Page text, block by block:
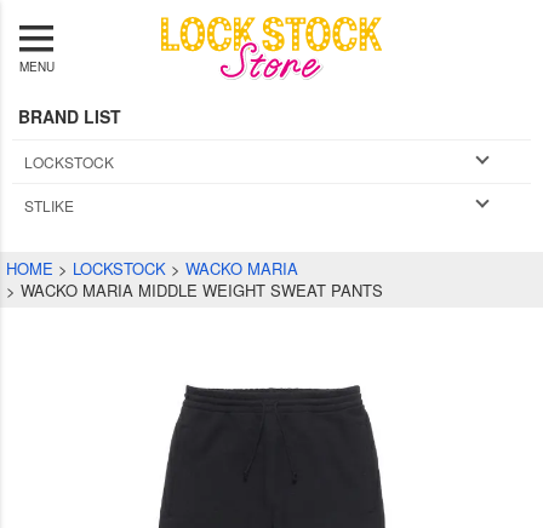
MENU
BRAND LIST
LOCKSTOCK
STLIKE
HOME LOCKSTOCK
WACKO MARIA
WACKO MARIA MIDDLE WEIGHT SWEAT PANTS